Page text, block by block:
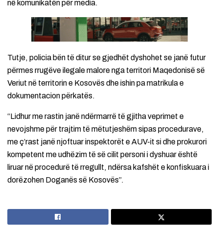
në komunikatën për media.
Tutje, policia bën të ditur se gjedhët dyshohet se janë futur
përmes rrugëve ilegale malore nga territori Maqedonisë së
Veriut në territorin e Kosovës dhe ishin pa matrikula e
dokumentacion përkatës.
“Lidhur me rastin janë ndërmarrë të gjitha veprimet e
nevojshme për trajtim të mëtutjeshëm sipas procedurave,
me ç’rast janë njoftuar inspektorët e AUV-it si dhe prokurori
kompetent me udhëzim të së cilit personi i dyshuar është
liruar në procedurë të rregullt, ndërsa kafshët e konfiskuara i
dorëzohen Doganës së Kosovës”.